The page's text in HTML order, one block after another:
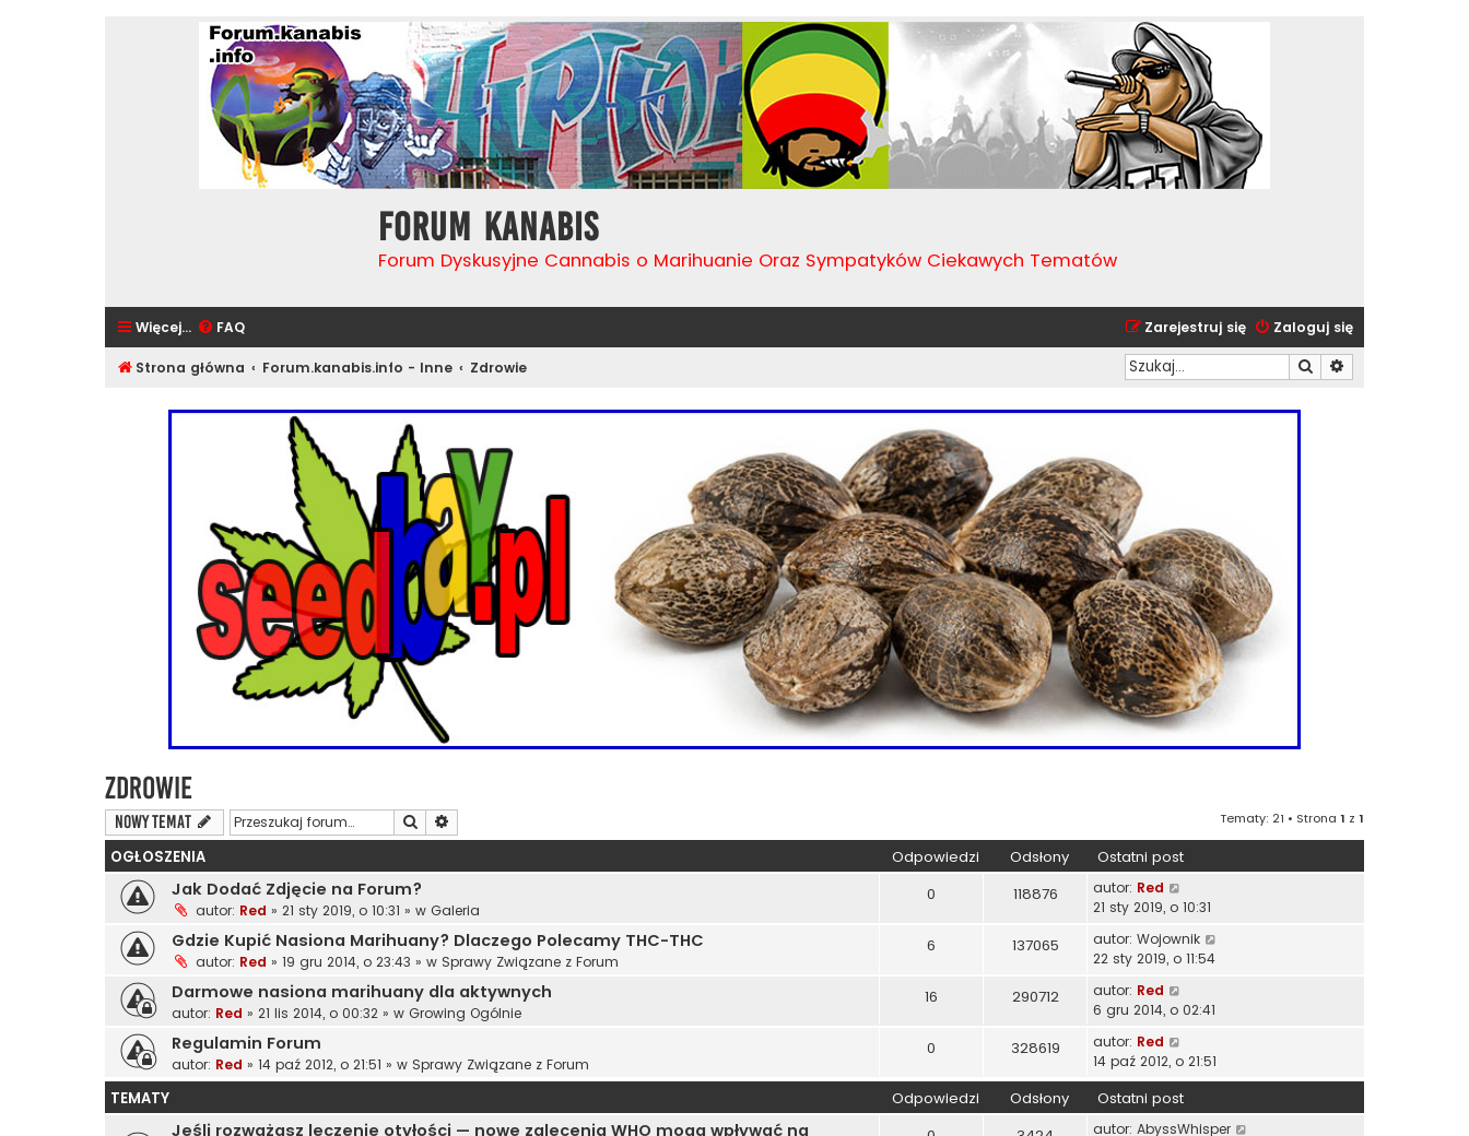
Forum Kanabis
Forum Dyskusyjne Cannabis o Marihuanie Oraz Sympatyków Ciekawych Tematów
Więcej… FAQ Zaloguj się
Zarejestruj się
Strona główna Forum.kanabis.info - Inne Zdrowie Szukaj
Zdrowie
NOWY TEMAT Szukaj Tematy: 21 • Strona 1 z 1
OGŁOSZENIA Odpowiedzi Odsłony Ostatni post
Jak Dodać Zdjęcie na Forum?
autor: Red » 21 sty 2019, o 10:31 » w Galeria
0 118876 autor: Red
21 sty 2019, o 10:31
Gdzie Kupić Nasiona Marihuany? Dlaczego Polecamy THC-THC
autor: Red » 19 gru 2014, o 23:43 » w Sprawy Związane z Forum
6 137065 autor: Wojownik
22 sty 2019, o 11:54
Darmowe nasiona marihuany dla aktywnych
autor: Red » 21 lis 2014, o 00:32 » w Growing Ogólnie
16 290712 autor: Red
6 gru 2014, o 02:41
Regulamin Forum
autor: Red » 14 paź 2012, o 21:51 » w Sprawy Związane z Forum
0 328619 autor: Red
14 paź 2012, o 21:51
TEMATY Odpowiedzi Odsłony Ostatni post
Jeśli rozważasz leczenie otyłości — nowe zalecenia WHO mogą wpływać na
autor: AbyssWhisper